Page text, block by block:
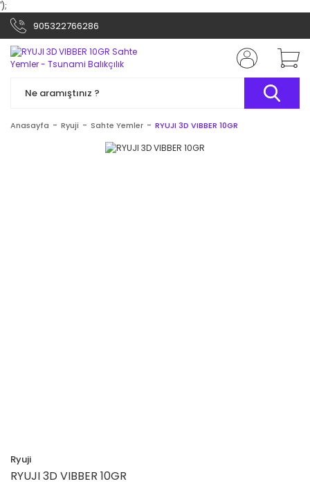
');
905322766286
Anasayfa Ryuji Sahte Yemler RYUJI 3D VIBBER 10GR
Ryuji
RYUJI 3D VIBBER 10GR